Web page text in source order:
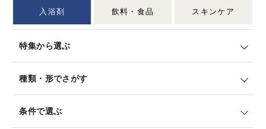
入浴剤 飲料・食品 スキンケア
特集から選ぶ
種類・形でさがす
条件で選ぶ